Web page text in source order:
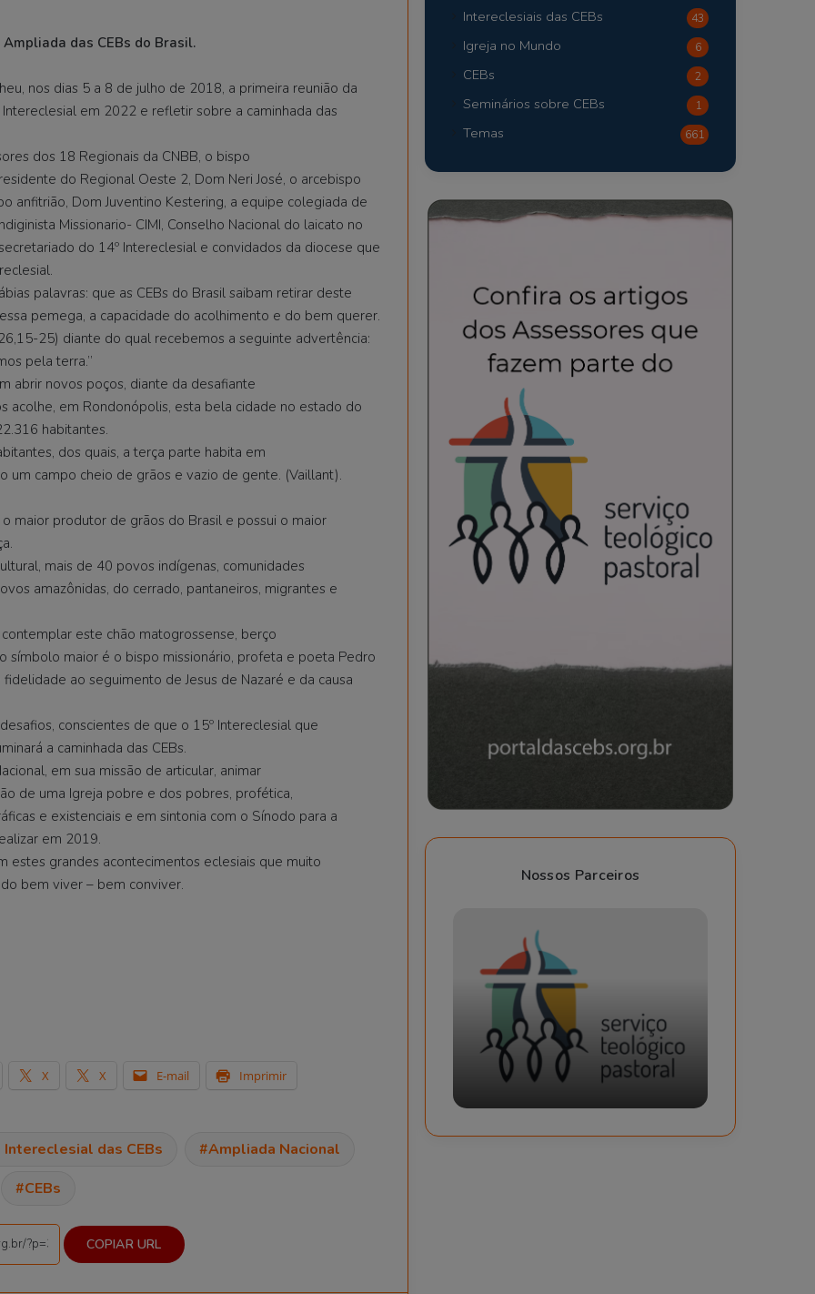
das CEBs do Brasil.
nos dias 5 a 8 de julho de 2018, a primeira reunião da
em 2022 e refletir sobre a caminhada das
dos 18 Regionais da CNBB, o bispo
do Regional Oeste 2, Dom Neri José, o arcebispo
anfitrião, Dom Juventino Kestering, a equipe colegiada de
Missionario- CIMI, Conselho Nacional do laicato no
do 14º Intereclesial e convidados da diocese que
palavras: que as CEBs do Brasil saibam retirar deste
pemega, a capacidade do acolhimento e do bem querer.
25) diante do qual recebemos a seguinte advertência:
pela terra.”
abrir novos poços, diante da desafiante
acolhe, em Rondonópolis, esta bela cidade no estado do
habitantes.
dos quais, a terça parte habita em
um campo cheio de grãos e vazio de gente. (Vaillant).
maior produtor de grãos do Brasil e possui o maior
mais de 40 povos indígenas, comunidades
amazônidas, do cerrado, pantaneiros, migrantes e
este chão matogrossense, berço
símbolo maior é o bispo missionário, profeta e poeta Pedro
ao seguimento de Jesus de Nazaré e da causa
conscientes de que o 15º Intereclesial que
a caminhada das CEBs.
em sua missão de articular, animar
de uma Igreja pobre e dos pobres, profética,
e existenciais e em sintonia com o Sínodo para a
em 2019.
estes grandes acontecimentos eclesiais que muito
bem viver – bem conviver.
X X E-mail Imprimir
Intereclesial das CEBs
Ampliada Nacional
CEBs
COPIAR URL
Intereclesiais das CEBs 43
Igreja no Mundo 6
CEBs 2
Seminários sobre CEBs 1
Temas 661
Nossos Parceiros